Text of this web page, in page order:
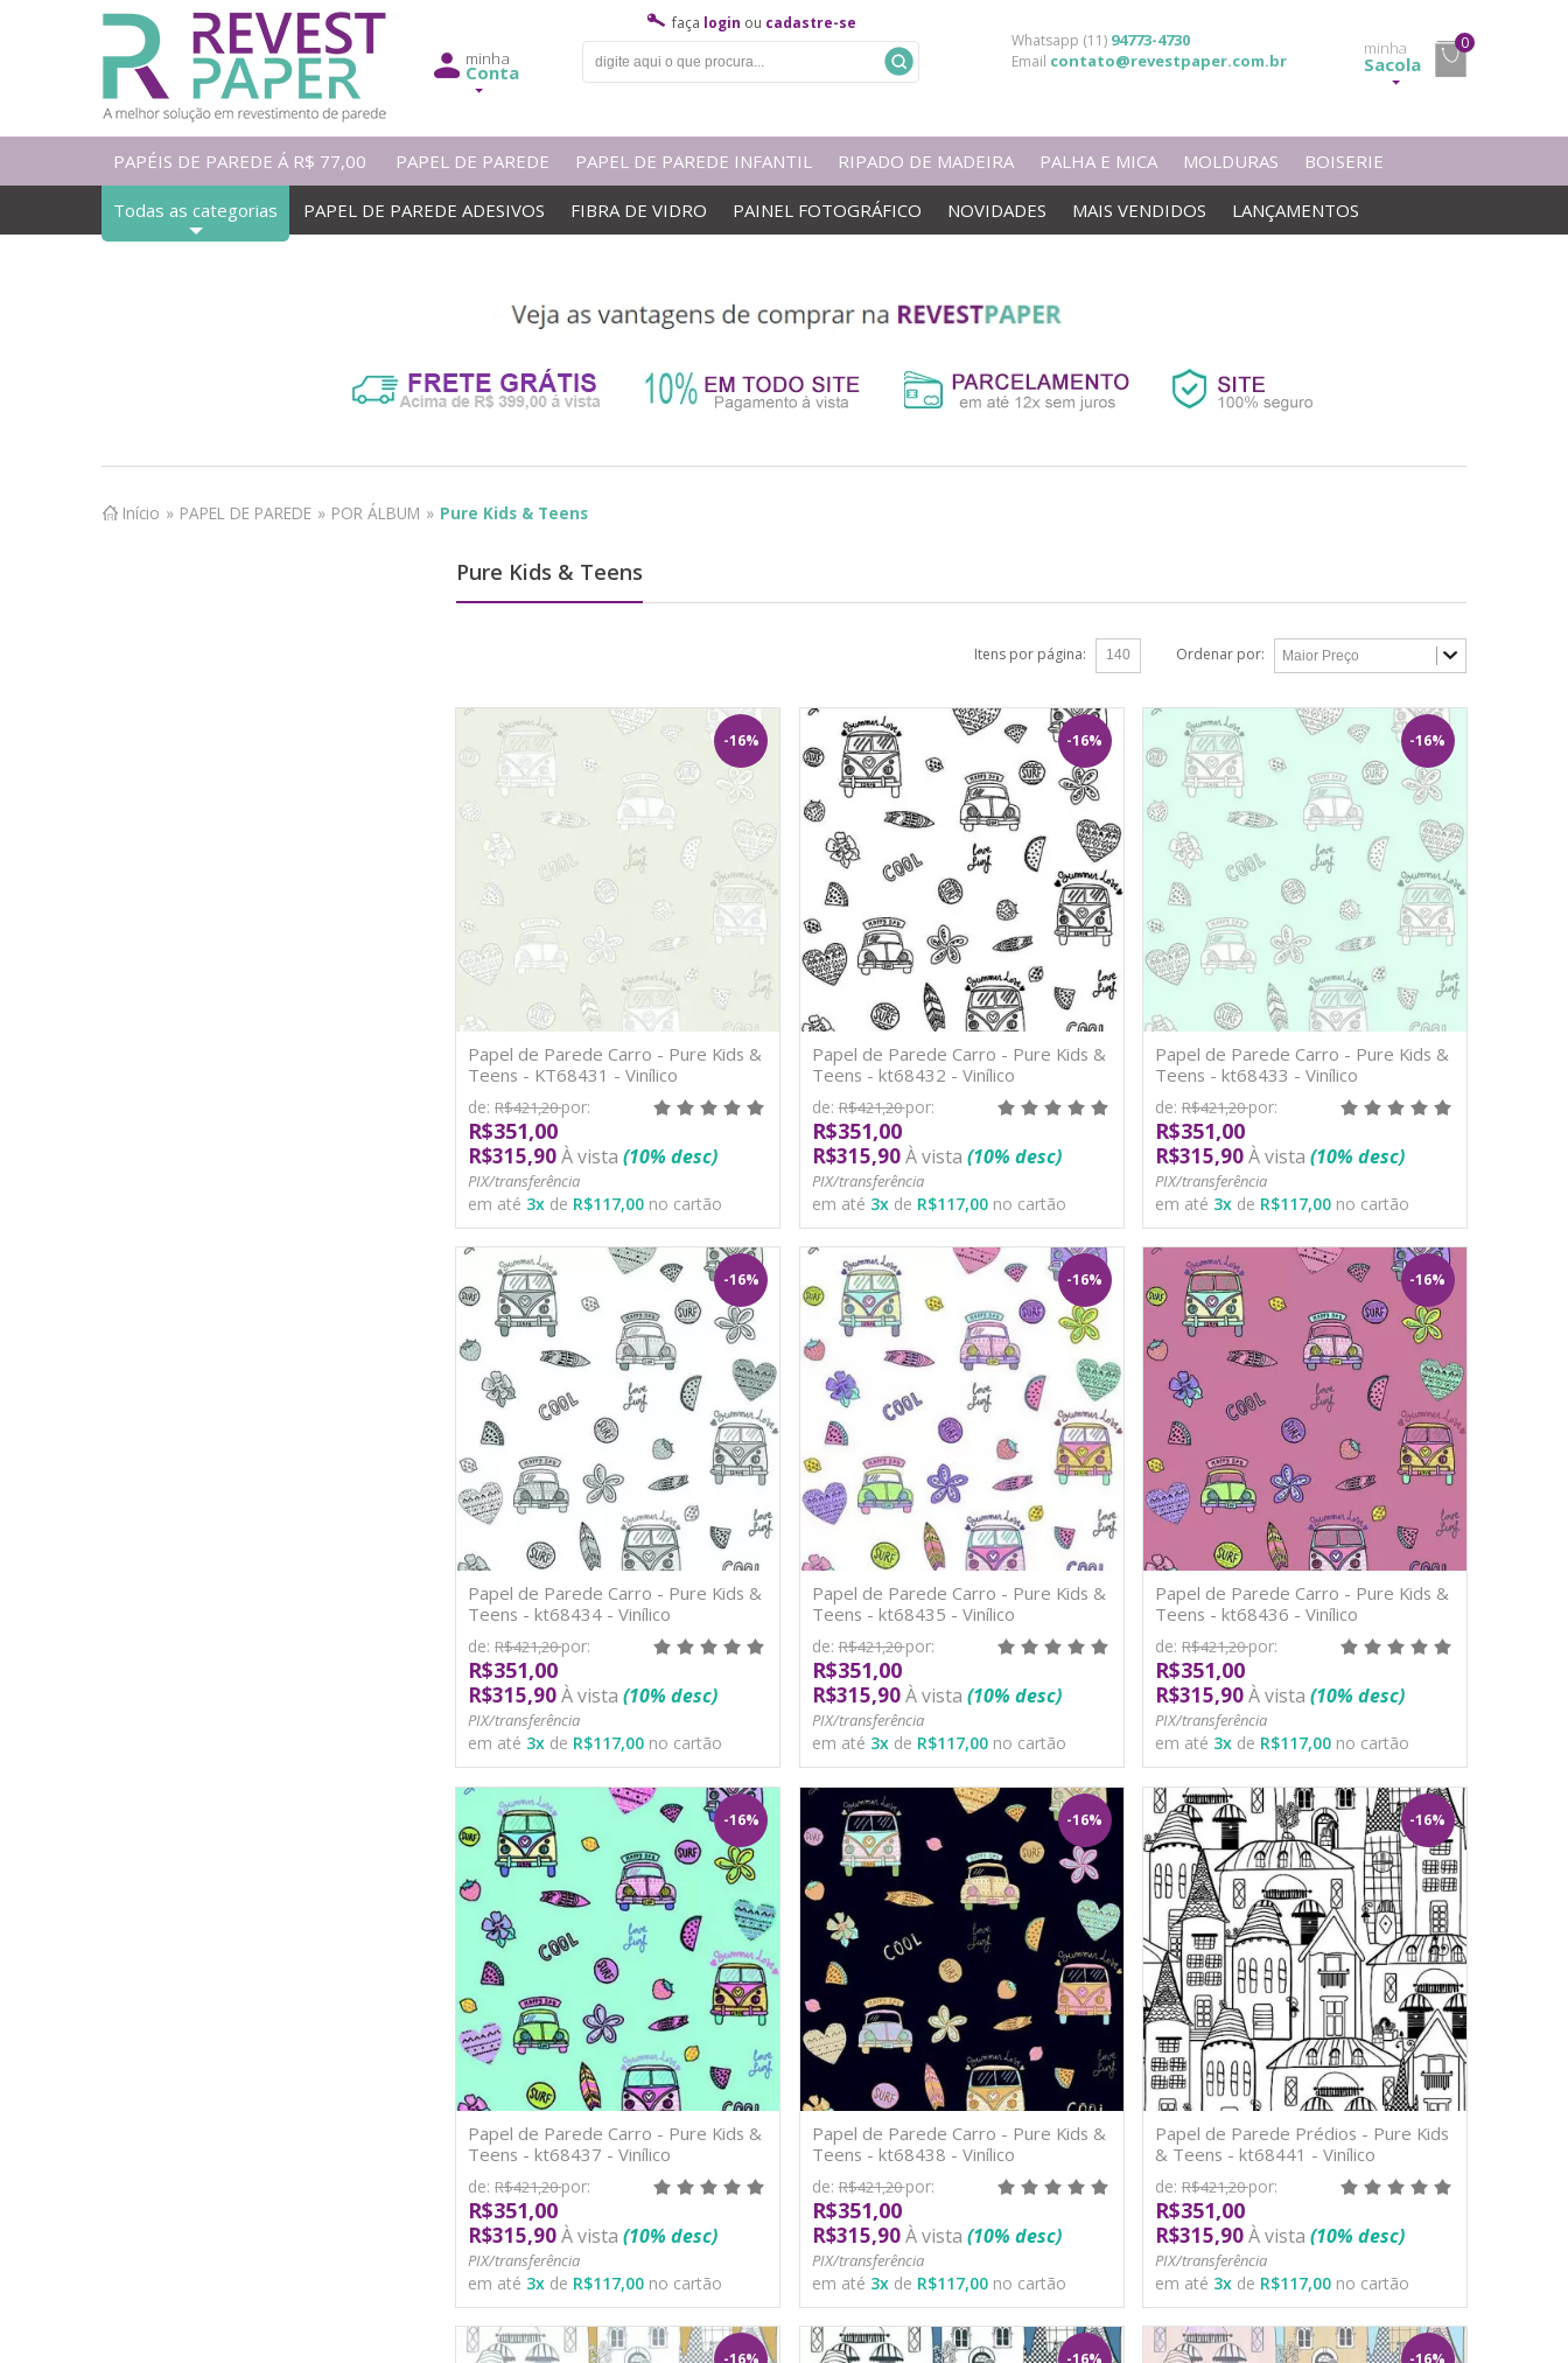
minha
Conta
faça login ou cadastre-se
Whatsapp (11) 94773-4730
Email contato@revestpaper.com.br
minha
Sacola
0
PAPÉIS DE PAREDE Á R$ 77,00 PAPEL DE PAREDE PAPEL DE PAREDE INFANTIL RIPADO DE MADEIRA PALHA E MICA MOLDURAS BOISERIE
Todas as categorias PAPEL DE PAREDE ADESIVOS FIBRA DE VIDRO PAINEL FOTOGRÁFICO NOVIDADES MAIS VENDIDOS LANÇAMENTOS
Início » PAPEL DE PAREDE » POR ÁLBUM » Pure Kids & Teens
Pure Kids & Teens
Itens por página: Ordenar por:
-16%
Papel de Parede Carro - Pure Kids &
Teens - KT68431 - Vinílico
de: R$421,20por:
R$351,00
R$315,90À vista (10% desc)
PIX/transferência
em até 3x de R$117,00 no cartão
-16%
Papel de Parede Carro - Pure Kids &
Teens - kt68432 - Vinílico
de: R$421,20por:
R$351,00
R$315,90 À vista (10% desc)
PIX/transferência
em até 3xde R$117,00no cartão
-16%
Papel de Parede Carro - Pure Kids &
Teens - kt68433 - Vinílico
de: R$421,20por:
R$351,00
R$315,90À vista (10% desc)
PIX/transferência
em até 3xde R$117,00no cartão
-16%
Papel de Parede Carro - Pure Kids &
Teens - kt68434 - Vinílico
de: R$421,20por:
R$351,00
R$315,90À vista (10% desc)
PIX/transferência
em até 3x de R$117,00 no cartão
-16%
Papel de Parede Carro - Pure Kids &
Teens - kt68435 - Vinílico
de: R$421,20por:
R$351,00
R$315,90 À vista (10% desc)
PIX/transferência
em até 3xde R$117,00no cartão
-16%
Papel de Parede Carro - Pure Kids &
Teens - kt68436 - Vinílico
de: R$421,20por:
R$351,00
R$315,90À vista (10% desc)
PIX/transferência
em até 3xde R$117,00no cartão
-16%
Papel de Parede Carro - Pure Kids &
Teens - kt68437 - Vinílico
de: R$421,20por:
R$351,00
R$315,90À vista (10% desc)
PIX/transferência
em até 3x de R$117,00 no cartão
-16%
Papel de Parede Carro - Pure Kids &
Teens - kt68438 - Vinílico
de: R$421,20por:
R$351,00
R$315,90 À vista (10% desc)
PIX/transferência
em até 3xde R$117,00no cartão
-16%
Papel de Parede Prédios - Pure Kids
& Teens - kt68441 - Vinílico
de: R$421,20por:
R$351,00
R$315,90À vista (10% desc)
PIX/transferência
em até 3xde R$117,00no cartão